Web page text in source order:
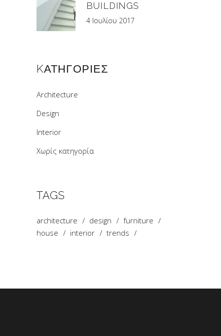
BUILDINGS
4 Ιουλίου 2017
KΑΤΗΓΟΡΊΕΣ
Architecture
Design
Interior
Χωρίς κατηγορία
TAGS
architecture design
furniture
house
interior trends